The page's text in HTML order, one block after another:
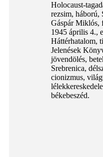
Holocaust-
rezsim, háború,
Gáspár Miklós,
1945 április 4.,
Háttérhatalom,
Jelenések
jövendölés,
Srebrenica,
cionizmus,
békebeszéd.